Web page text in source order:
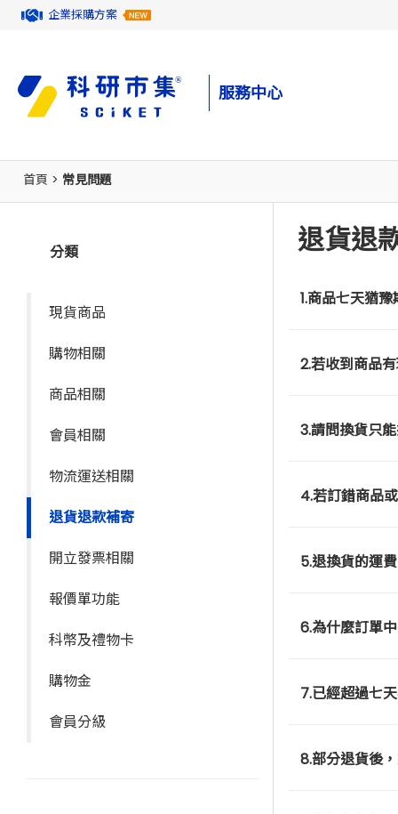
企業採購方案
服務中心
首頁 > 常見問題
分類
現貨商品
購物相關
商品相關
會員相關
物流運送相關
退貨退款補寄
開立發票相關
報價單功能
科幣及禮物卡
購物金
會員分級
退貨退
1.商品七天猶
2.若收到商品
3.請問換貨只
4.若訂錯商品
5.退換貨的運
6.為什麼訂單
7.已經超過七
8.部分退貨後